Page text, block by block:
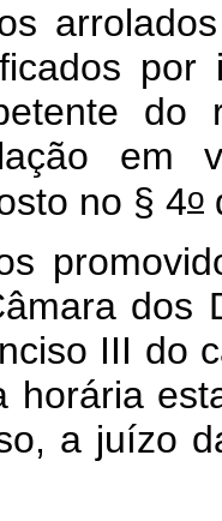
por
do
em
no § 4o
dos
III do
horária
a juízo